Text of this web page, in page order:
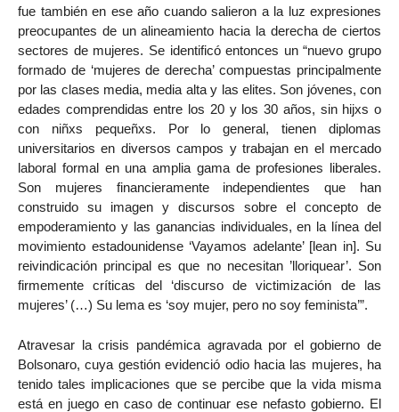
fue también en ese año cuando salieron a la luz expresiones
preocupantes de un alineamiento hacia la derecha de ciertos
sectores de mujeres. Se identificó entonces un “nuevo grupo
formado de ‘mujeres de derecha’ compuestas principalmente
por las clases media, media alta y las elites. Son jóvenes, con
edades comprendidas entre los 20 y los 30 años, sin hijxs o
con niñxs pequeñxs. Por lo general, tienen diplomas
universitarios en diversos campos y trabajan en el mercado
laboral formal en una amplia gama de profesiones liberales.
Son mujeres financieramente independientes que han
construido su imagen y discursos sobre el concepto de
empoderamiento y las ganancias individuales, en la línea del
movimiento estadounidense ‘Vayamos adelante’ [lean in]. Su
reivindicación principal es que no necesitan ’lloriquear’. Son
firmemente críticas del ‘discurso de victimización de las
mujeres’ (…) Su lema es ‘soy mujer, pero no soy feminista’”.
Atravesar la crisis pandémica agravada por el gobierno de
Bolsonaro, cuya gestión evidenció odio hacia las mujeres, ha
tenido tales implicaciones que se percibe que la vida misma
está en juego en caso de continuar ese nefasto gobierno. El